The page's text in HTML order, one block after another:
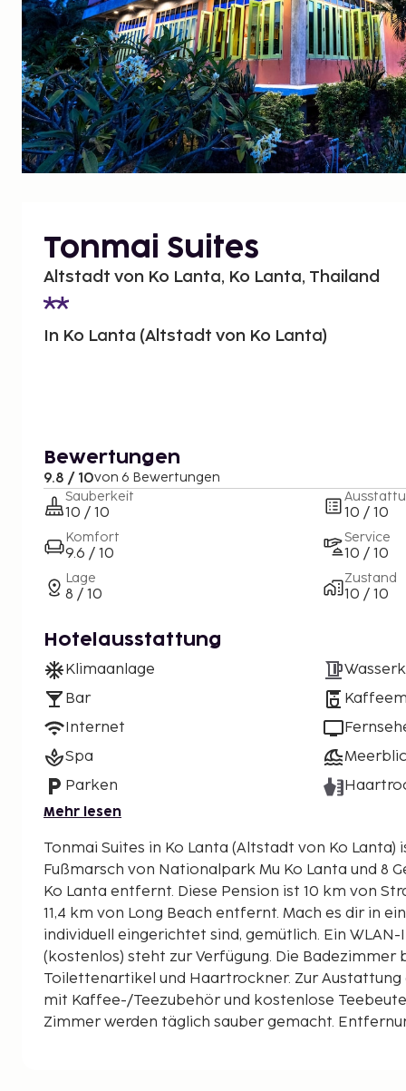
Tonmai Suites
Altstadt von Ko Lanta, Ko Lanta, Thailand
In Ko Lanta (Altstadt von Ko Lanta)
Bewertungen
9.8 / 10von 6 Bewertungen
Sauberkeit
10 / 10
Komfort
9.6 / 10
Lage
8 / 10
10 / 10
Service
10 / 10
Zustand
10 / 10
Hotelausstattung
Klimaanlage
Bar
Internet
Spa
Parken
Mehr lesen
Tonmai Suites in Ko Lanta (Altstadt von Ko Lanta)
Fußmarsch von Nationalpark Mu Ko Lanta und 8
Ko Lanta entfernt. Diese Pension ist 10 km von Strand von Klong Nin und
11,4 km von Long Beach entfernt. Mach es dir in
individuell eingerichtet sind, gemütlich. Ein
(kostenlos) steht zur Verfügung. Die Badezimmer
Toilettenartikel und Haartrockner. Zur
mit Kaffee-/Teezubehör und kostenlose
Zimmer werden täglich sauber gemacht.